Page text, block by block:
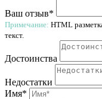
Ваш отзыв*
Примечание: HTML
текст.
Достоинства
Недостатки
Имя*